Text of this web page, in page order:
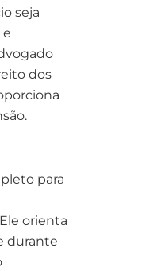
seja
dos
para
orienta
durante